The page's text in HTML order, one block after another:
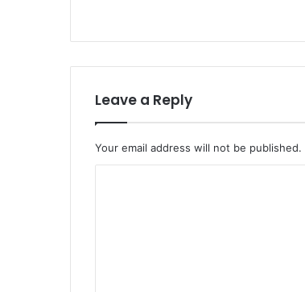
Leave a Reply
Your email address will not be published.